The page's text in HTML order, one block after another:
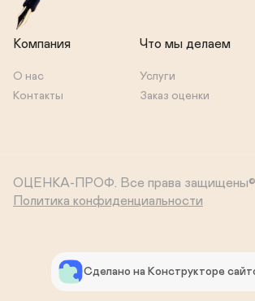
Компания
О нас
Контакты
Что мы делаем
Услуги
Заказ оценки
ОЦЕНКА-ПРОФ. Все права
Политика конфиденциальности
Сделано на Конструкторе